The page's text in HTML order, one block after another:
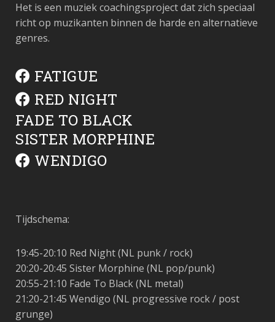
Het is een muziek coachingsproject dat zich speciaal
richt op muzikanten binnen de harde en alternatieve
genres.
FATIGUE
RED NIGHT
FADE TO BLACK
SISTER MORPHINE
WENDIGO
Tijdschema:
19:45-20:10 Red Night (NL punk / rock)
20:20-20:45 Sister Morphine (NL pop/punk)
20:55-21:10 Fade To Black (NL metal)
21:20-21:45 Wendigo (NL progressive rock / post
grunge)